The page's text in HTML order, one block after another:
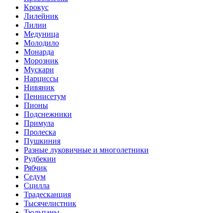
Крокус
Лилейник
Лилии
Медуница
Молодило
Монарда
Морозник
Мускари
Нарциссы
Нивяник
Пеннисетум
Пионы
Подснежники
Примула
Пролеска
Пушкиния
Разные луковичные и многолетники
Рудбекии
Рябчик
Седум
Сцилла
Традесканция
Тысячелистник